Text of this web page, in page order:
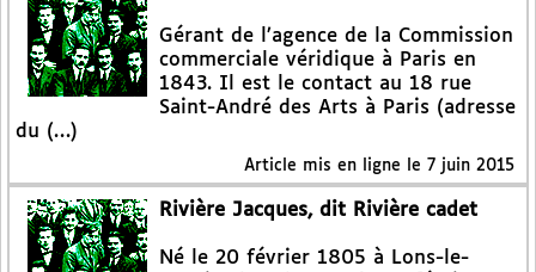
Gérant de l’agence de la Commission
commerciale véridique à Paris en
1843. Il est le contact au 18 rue
Saint-André des Arts à Paris (adresse
du (…)
Article mis en ligne le 7 juin 2015
Rivière Jacques, dit Rivière cadet
Né le 20 février 1805 à Lons-le-